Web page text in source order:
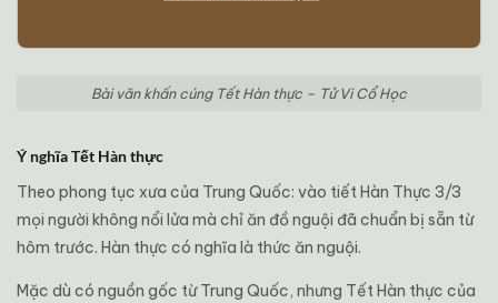
Bài văn khấn cúng Tết Hàn thực – Tử Vi Cổ Học
Ý nghĩa Tết Hàn thực
Theo phong tục xưa của Trung Quốc: vào tiết Hàn Thực 3/3
mọi người không nổi lửa mà chỉ ăn đồ nguội đã chuẩn bị sẵn từ
hôm trước. Hàn thực có nghĩa là thức ăn nguội.
Mặc dù có nguồn gốc từ Trung Quốc, nhưng Tết Hàn thực của